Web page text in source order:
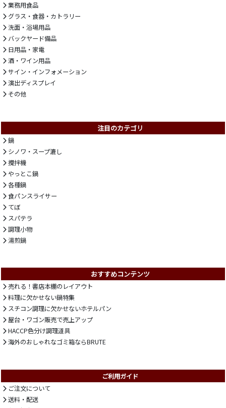
業務用食品
グラス・食器・カトラリー
洗面・浴場用品
バックヤード備品
日用品・家電
酒・ワイン用品
サイン・インフォメーション
演出ディスプレイ
その他
注目のカテゴリ
鍋
シノワ・スープ漉し
攪拌機
やっとこ鍋
各種鍋
食パンスライサー
てぼ
スパテラ
調理小物
湯煎鍋
おすすめコンテンツ
売れる！書店本棚のレイアウト
料理に欠かせない鍋特集
スチコン調理に欠かせないホテルパン
屋台・ワゴン販売で売上アップ
HACCP色分け調理道具
海外のおしゃれなゴミ箱ならBRUTE
ご利用ガイド
ご注文について
送料・配送